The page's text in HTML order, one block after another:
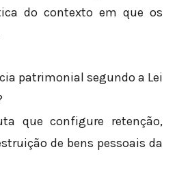
do contexto em que os
patrimonial segundo a Lei
que configure retenção,
de bens pessoais da